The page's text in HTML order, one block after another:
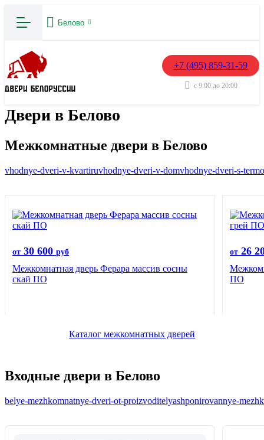
Белово
+7 (495) 859-31-59
с 9:00 до 20:00
Двери в Белово
Межкомнатные двери в Белово
vhodnye-dveri-v-kvartiruvhodnye-dveri-v-domvhodnye-dveri-s-
от 30 600 руб
Межкомнатная дверь Ферара массив сосны
скай ПО
от 26
ПО
Каталог межкомнатных дверей
Входные двери в Белово
belye-mezhkomnatnye-dveri-ot-proizvoditelyashponirovannye-